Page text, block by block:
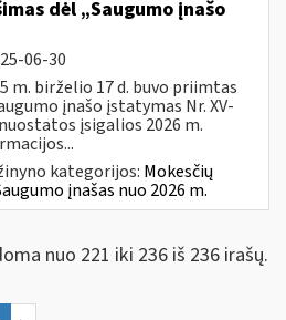
dėl „Saugumo įnašo
06-30
m. birželio 17 d. buvo priimtas
įnašo įstatymas Nr. XV-
įsigalios 2026 m.
kategorijos: Mokesčių
įnašas nuo 2026 m.
nuo 221 iki 236 iš 236 irašų.